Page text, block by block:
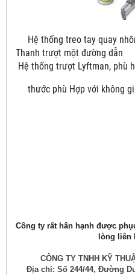
Hệ thống treo tay quay
Thanh trượt
Hệ thống trượt Lyftman, phù
thước phù Hợp với không
Công ty rất hân hạnh được
lòng liên
CÔNG TY TNHH KỸ
Địa chỉ: Số 244/44, Đường